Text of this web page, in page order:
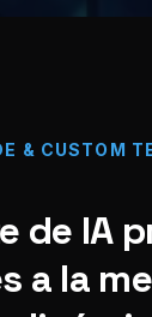
& CUSTOM
de IA
a la